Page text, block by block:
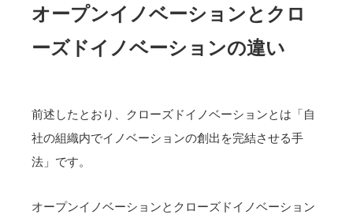
オープンイノベーションとクロ
ーズドイノベーションの違い
前述したとおり、クローズドイノベーションとは「自
社の組織内でイノベーションの創出を完結させる手
法」です。
オープンイノベーションとクローズドイノベーション